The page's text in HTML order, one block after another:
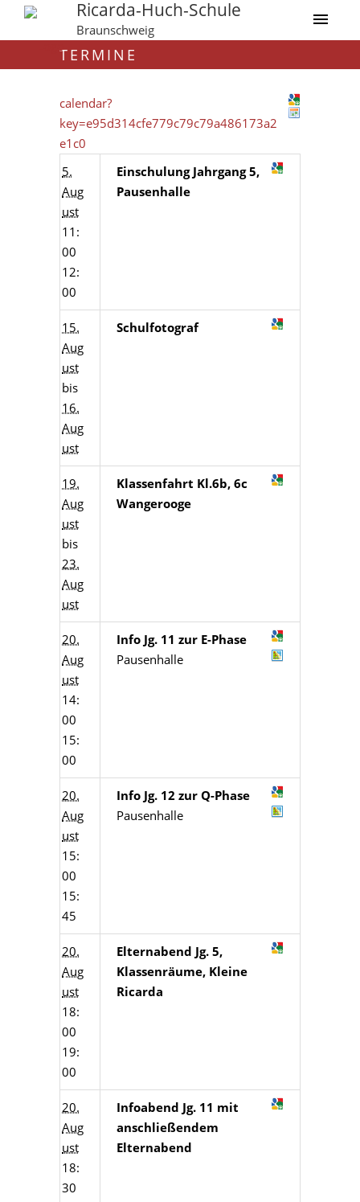
Ricarda-Huch-Schule
Braunschweig
TERMINE
calendar?
key=e95d314cfe779c79c79a486173a2
e1c0
5.
Aug
ust
11:
00
12:
00
Einschulung Jahrgang 5,
Pausenhalle
15.
Aug
ust
bis
16.
Aug
ust
Schulfotograf
19.
Aug
ust
bis
23.
Aug
ust
Klassenfahrt Kl.6b, 6c
Wangerooge
20.
Aug
ust
14:
00
15:
00
Info Jg. 11 zur E-Phase
Pausenhalle
20.
Aug
ust
15:
00
15:
45
Info Jg. 12 zur Q-Phase
Pausenhalle
20.
Aug
ust
18:
00
19:
00
Elternabend Jg. 5,
Klassenräume, Kleine
Ricarda
20.
Aug
ust
18:
30
Infoabend Jg. 11 mit
anschließendem
Elternabend